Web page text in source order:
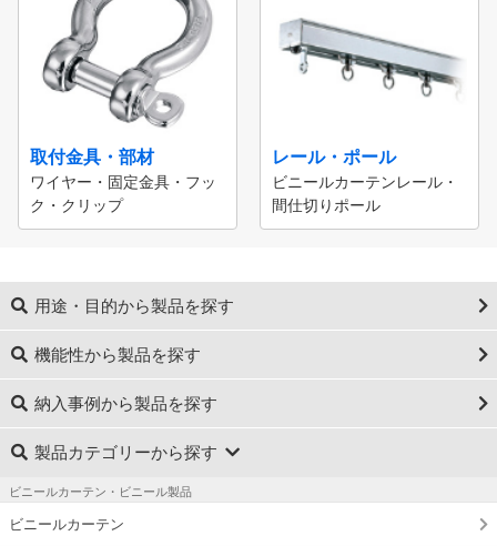
取付金具・部材
ワイヤー・固定金具・フッ
ク・クリップ
レール・ポール
ビニールカーテンレール・
間仕切りポール
用途・目的から製品を探す
機能性から製品を探す
納入事例から製品を探す
製品カテゴリーから探す
ビニールカーテン・ビニール製品
ビニールカーテン